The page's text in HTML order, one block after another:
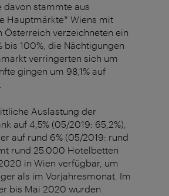
davon stammte aus
Hauptmärkte* Wiens mit
Österreich verzeichneten ein
bis 100%, die Nächtigungen
verringerten sich um
gingen um 98,1% auf
Auslastung der
auf 4,5% (05/2019: 65,2%),
auf rund 6% (05/2019: rund
rund 25.000 Hotelbetten
in Wien verfügbar, um
als im Vorjahresmonat. Im
bis Mai 2020 wurden